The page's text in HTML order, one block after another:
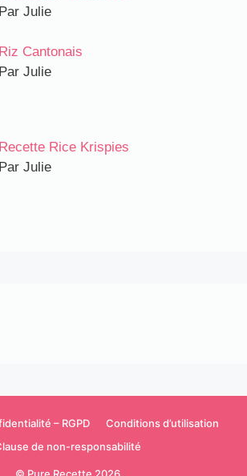
Par Julie
Riz Cantonais
Par Julie
Recette Rice Krispies
Par Julie
– RGPD
Conditions d’utilisation
de non-responsabilité
© Pure Recette 2026